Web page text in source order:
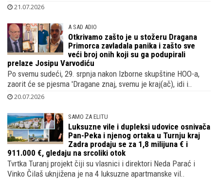
21.07.2026
A SAD ADIO
Otkrivamo zašto je u stožeru Dragana
Primorca zavladala panika i zašto sve
veći broj onih koji su ga podupirali
prelaze Josipu Varvodiću
Po svemu sudeći, 29. srpnja nakon Izborne skupštine HOO-a,
zaorit će se pjesma 'Dragane znaj, svemu je kraj(ač), idi i..
20.07.2026
SAMO ZA ELITU
Luksuzne vile i dupleksi udovice osnivača
Pan-Peka i njenog ortaka u Turnju kraj
Zadra prodaju se za 1,8 milijuna € i
911.000 €, gledaju na srcoliki otok
Tvrtka Turanj projekt čiji su vlasnici i direktori Neda Parać i
Vinko Čilaš uknjižena je na 4 luksuzne apartmanske vil..